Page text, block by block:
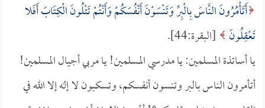
أَتَأْمُرُونَ النَّاسَ بِالْبِرِّ وَتَنْسَوْنَ أَنْفُسَكُمْ وَأَنْتُمْ تَتْلُونَ الْكِتَابَ أَفَلا
تَعْقِلُونَ
[البقرة:44].
يا أساتذة المسلمين: يا مدرسي المسلمين! يا مربي أجيال المسلمين!
أتأمرون الناس بالبر وتنسون أنفسكم، وتسكبون لا إله إلا الله في